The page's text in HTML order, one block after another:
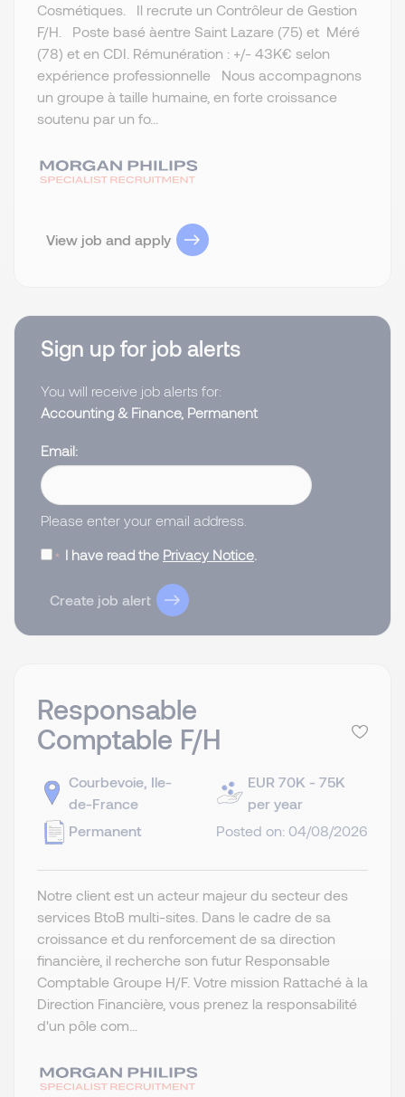
Cosmétiques. Il recrute un Contrôleur de Gestion
F/H. Poste basé àentre Saint Lazare (75) et Méré
(78) et en CDI. Rémunération : +/- 43K€ selon
expérience professionnelle Nous accompagnons
un groupe à taille humaine, en forte croissance
soutenu par un fo...
View job and apply
Sign up for job alerts
You will receive job alerts for:
Accounting & Finance, Permanent
Email
Please enter your email address.
I have read the Privacy Notice.
Create job alert
Responsable
Comptable F/H
Courbevoie, Ile-
de-France
Permanent
EUR 70K - 75K
per year
Posted on: 04/08/2026
Notre client est un acteur majeur du secteur des
services BtoB multi-sites. Dans le cadre de sa
croissance et du renforcement de sa direction
financière, il recherche son futur Responsable
Comptable Groupe H/F. Votre mission Rattaché à la
Direction Financière, vous prenez la responsabilité
d'un pôle com...